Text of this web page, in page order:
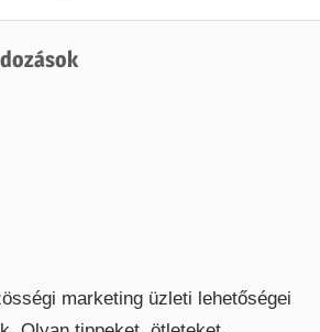
marketing üzleti lehetőségei